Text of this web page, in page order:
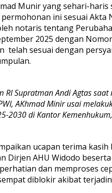
Munir yang sehari-
ini sesuai Akta
notaris tentang
2025 dengan
telah sesuai dengan
RI Supratman Andi Agtas
AKhmad Minir usai
2030 di Kantor
ucapan terima
Dirjen AHU Widodo
dan memproses
diblokir akibat